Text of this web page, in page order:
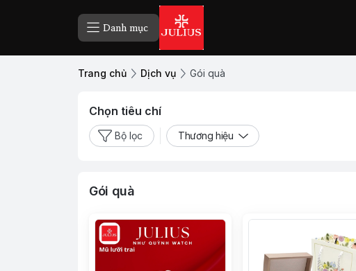
Danh mục
Trang chủ Dịch vụ Gói quà
Chọn tiêu chí
Bộ lọc Thương hiệu
Gói quà